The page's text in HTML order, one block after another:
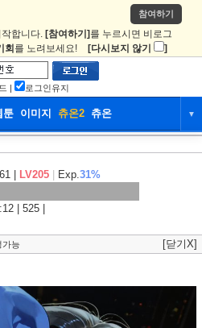
참여하기
합니다. [참여하기] 를 누르시면 비로그
회 를 노려보세요! [다시보지 않기 ]
| 로그인유지
툰 이미지 츄온2 츄온 ▼
츄온2
| LV205 Exp.31%
| 525 |
가능 [닫기X]